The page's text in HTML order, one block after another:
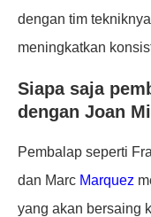
dengan tim
meningkatkan
Siapa saja
dengan Joan
Pembalap seperti
dan Marc Marquez
yang akan bersaing